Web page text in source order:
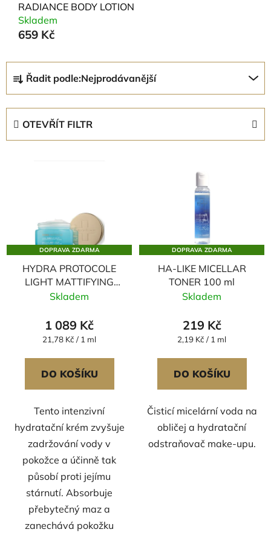
RADIANCE BODY LOTION
Skladem
659 Kč
a
z
k
t
Řadit podle:Nejprodávanější
OTEVŘÍT FILTR
p
r
DOPRAVA ZDARMA
HYDRA PROTOCOLE
LIGHT MATTIFYING
CREAM
Skladem
1 089 Kč
Měrná
21,78 Kč / 1 ml
DO KOŠÍKU
Tento intenzivní
hydratační krém zvyšuje
zadržování vody v
pokožce a účinně tak
působí proti jejímu
stárnutí. Absorbuje
přebytečný maz a
zanechává pokožku
DOPRAVA ZDARMA
HA-LIKE MICELLAR
TONER 100 ml
Skladem
219 Kč
Měrná
2,19 Kč / 1 ml
DO KOŠÍKU
Čisticí micelární voda na
obličej a hydratační
odstraňovač make-upu.